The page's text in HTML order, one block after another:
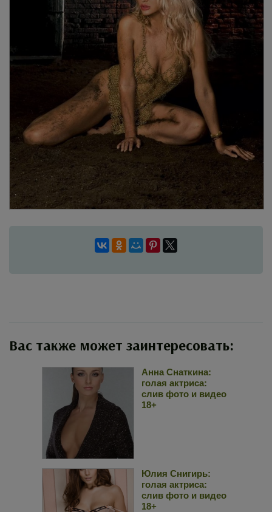
Вас также может заинтересовать:
Анна Снаткина:
голая актриса:
слив фото и видео
18+
Юлия Снигирь:
голая актриса:
слив фото и видео
18+